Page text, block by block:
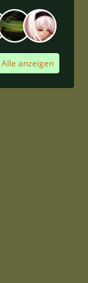
Alle anzeigen